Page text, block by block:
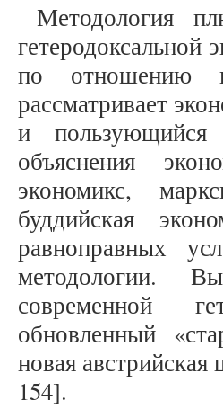
Методология
гетеродоксальной
по отношению к
рассматривает
и
объяснения
экономикс,
буддийская
равноправных
методологии.
современной
обновленный
новая
154].